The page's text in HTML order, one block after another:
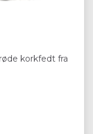
korkfedt fra